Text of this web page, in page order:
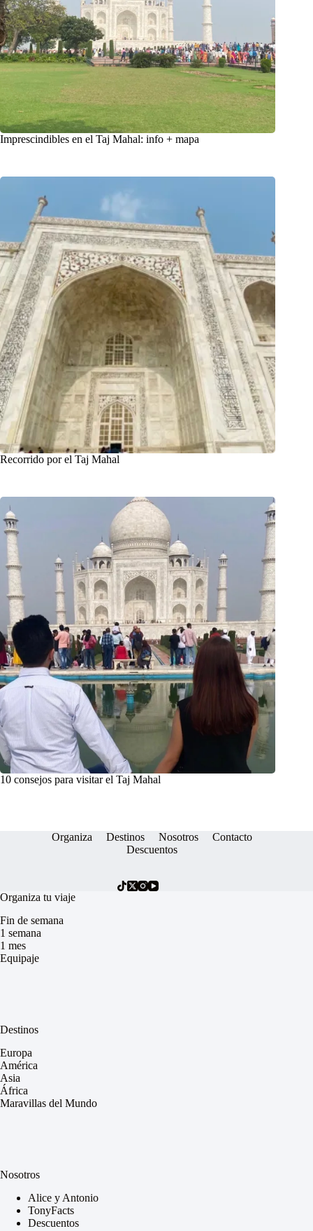
Imprescindibles en el Taj Mahal: info + mapa
Recorrido por el Taj Mahal
10 consejos para visitar el Taj Mahal
Organiza Destinos Nosotros
Contacto
Descuentos
Organiza tu viaje
Fin de semana
1 semana
1 mes
Equipaje
Destinos
Europa
América
Asia
África
Maravillas del Mundo
Nosotros
Alice y Antonio
TonyFacts
Descuentos